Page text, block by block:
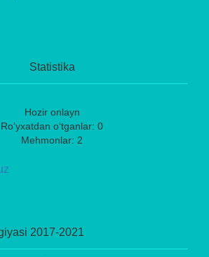
Statistika
Hozir onlayn
Ro‘yxatdan o‘tganlar: 0
Mehmonlar: 2
2017-2021